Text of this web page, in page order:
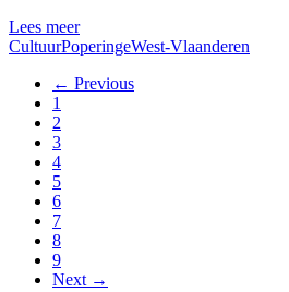
Lees meer
CultuurPoperingeWest-Vlaanderen
← Previous
1
2
3
4
5
6
7
8
9
Next →